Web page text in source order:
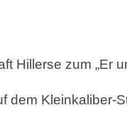
Hillerse zum „Er
dem Kleinkaliber-